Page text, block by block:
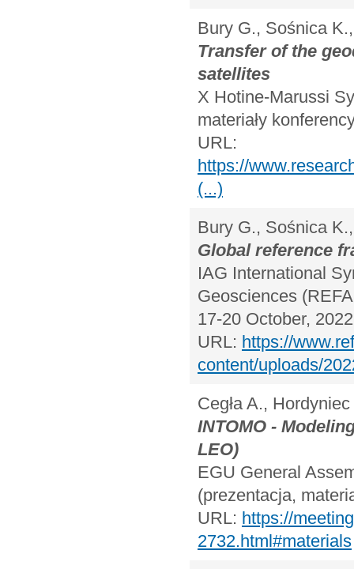
Bury G., Sośnica
Transfer of the
satellites
X Hotine-Marussi
materiały
URL:
https://
(...)
Bury G., Sośnica
Global reference
IAG International
Geosciences
17-20 October,
URL: https://
content/uploads/
Cegła A.,
INTOMO -
LEO)
EGU General
(prezentacja,
URL: https://
2732.html#materials